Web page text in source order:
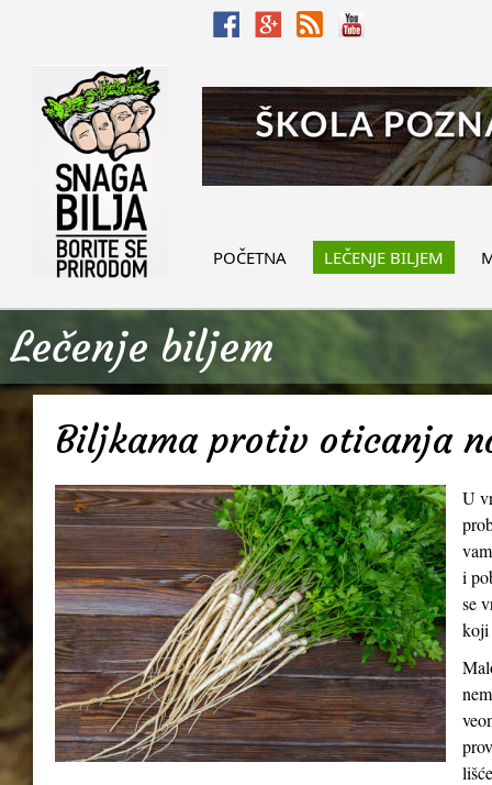
POČETNA LEČENJE BILJEM
Lečenje biljem
Biljkama protiv oticanja
U
i
se
koji